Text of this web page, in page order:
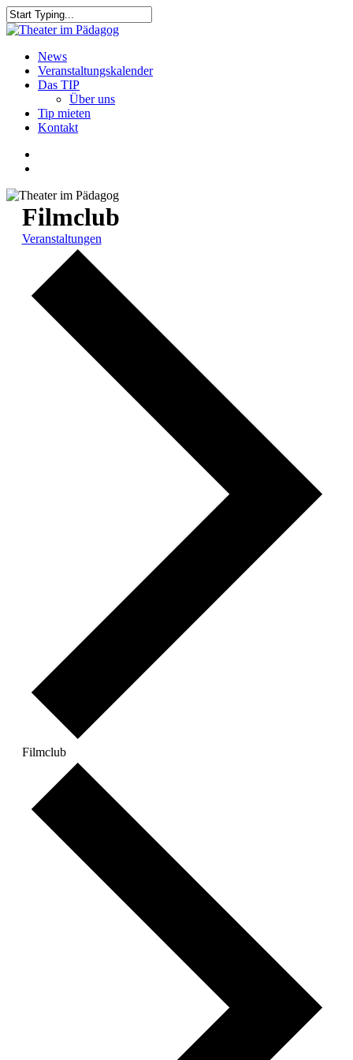
Skip
to
content
Close
search
Menu
News
Veranstaltungskalender
Das TIP
Über uns
Tip mieten
Kontakt
Filmclub
Veranstaltungen
Filmclub